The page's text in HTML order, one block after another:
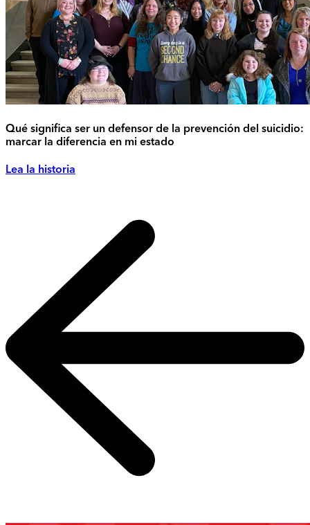
Qué significa ser un defensor de la prevención del suicidio:
marcar la diferencia en mi estado
Lea la historia